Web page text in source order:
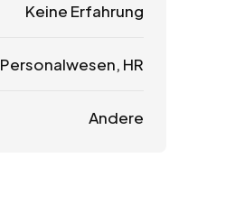
Keine Erfahrung
Personalwesen, HR
Andere